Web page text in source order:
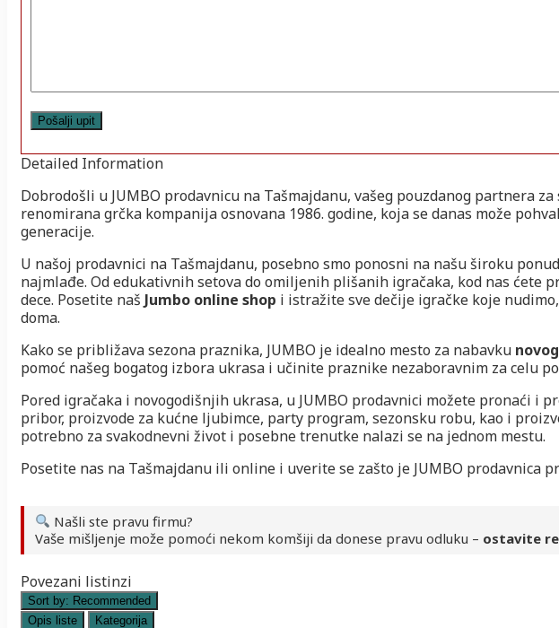
Detailed Information
Dobrodošli u JUMBO prodavnicu na Tašmajdanu, vašeg pouzdanog partnera
renomirana grčka kompanija osnovana 1986. godine, koja se danas može
generacije.
U našoj prodavnici na Tašmajdanu, posebno smo ponosni na našu široku
najmlađe. Od edukativnih setova do omiljenih plišanih igračaka, kod nas ćete
dece. Posetite naš Jumbo online shop i istražite sve dečije igračke koje
doma.
Kako se približava sezona praznika, JUMBO je idealno mesto za nabavku
pomoć našeg bogatog izbora ukrasa i učinite praznike nezaboravnim za celu
Pored igračaka i novogodišnjih ukrasa, u JUMBO prodavnici možete pronaći i
pribor, proizvode za kućne ljubimce, party program, sezonsku robu, kao i
potrebno za svakodnevni život i posebne trenutke nalazi se na jednom mestu.
Posetite nas na Tašmajdanu ili online i uverite se zašto je JUMBO prodavnica
Našli ste pravu firmu?
Vaše mišljenje može pomoći nekom komšiji da donese pravu odluku – ostavite
Povezani listinzi
Sort by: Recommended
Opis liste
Kategorija